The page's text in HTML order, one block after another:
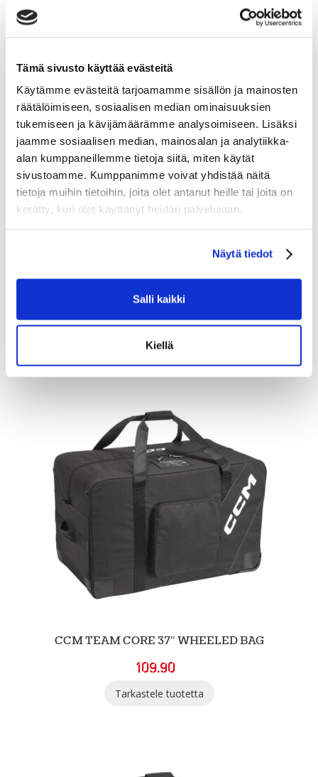
Tämä sivusto käyttää evästeitä
Käytämme evästeitä tarjoamamme sisällön ja mainosten
räätälöimiseen, sosiaalisen median ominaisuuksien
tukemiseen ja kävijämäärämme analysoimiseen. Lisäksi
jaamme sosiaalisen median, mainosalan ja analytiikka-
alan kumppaneillemme tietoja siitä, miten käytät
sivustoamme. Kumppanimme voivat yhdistää näitä
tietoja muihin tietoihin, joita olet antanut heille tai joita on
kerätty, kun olet käyttänyt heidän palvelujaan.
Näytä tiedot
Salli kaikki
Kiellä
BLK
99.90
CCM TEAM CORE 37″ WHEELED BAG
109.90
Tarkastele tuotetta